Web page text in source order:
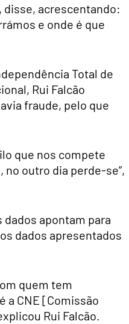
disse, acrescentando:
e onde é que
Total de
Rui Falcão
fraude, pelo que
que nos compete
outro dia perde-se”,
dados apontam para
dados apresentados
quem tem
a CNE [Comissão
Rui Falcão.